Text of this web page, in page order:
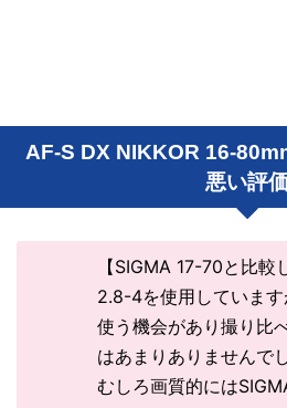
AF-S DX NIKKOR 16-
悪い評
【SIGMA 17-70と比
2.8-4を使用していま
使う機会があり撮り比
はあまりありませんでし
むしろ画質的には